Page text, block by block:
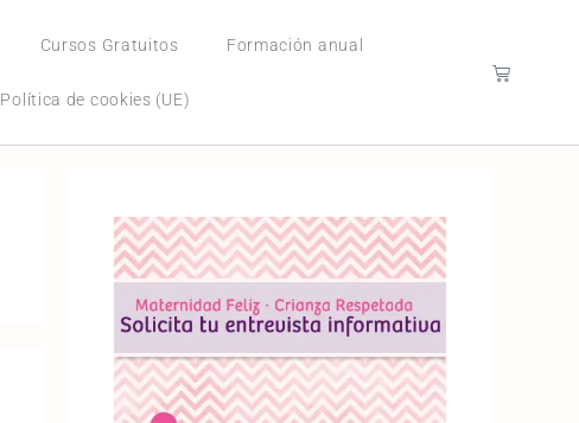
Cursos Gratuitos Formación anual
Política de cookies (UE)